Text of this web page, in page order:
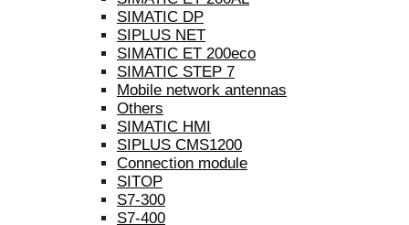
SIMATIC DP
SIPLUS NET
SIMATIC ET 200eco
SIMATIC STEP 7
Mobile network antennas
Others
SIMATIC HMI
SIPLUS CMS1200
Connection module
SITOP
S7-300
S7-400